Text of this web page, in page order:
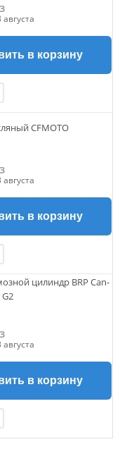
в корзину
CFMOTO
в корзину
цилиндр BRP Can-
в корзину